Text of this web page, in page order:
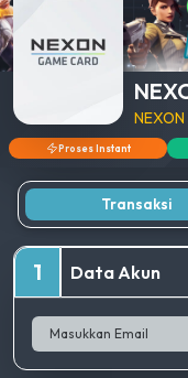
NEXON
Proses Instant
Transaksi
1 Data Akun